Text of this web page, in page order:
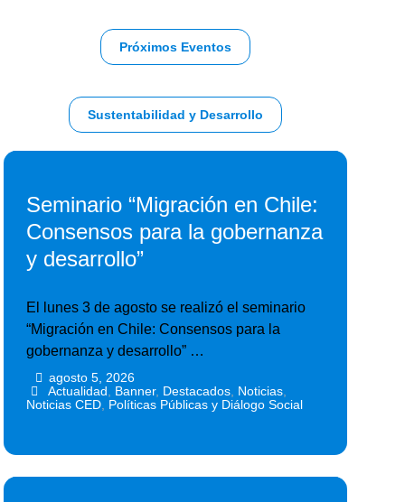
Próximos Eventos
Sustentabilidad y Desarrollo
Seminario “Migración en Chile:
Consensos para la gobernanza
y desarrollo”
El lunes 3 de agosto se realizó el seminario
“Migración en Chile: Consensos para la
gobernanza y desarrollo” …
agosto 5, 2026
Actualidad Banner, Destacados, Noticias,
Noticias CED Políticas Públicas y Diálogo Social